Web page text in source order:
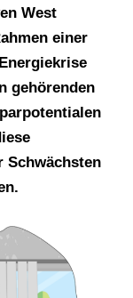
West
einer
gehörenden
Schwächsten